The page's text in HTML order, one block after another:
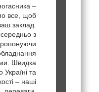
–
все, щоб
заклад.
з
Швидка
Україні та
– наші